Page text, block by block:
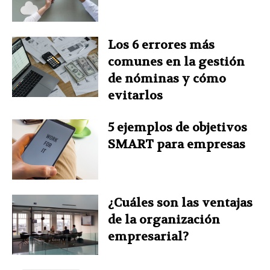
Los 6 errores más
comunes en la gestión
de nóminas y cómo
evitarlos
5 ejemplos de objetivos
SMART para empresas
¿Cuáles son las ventajas
de la organización
empresarial?